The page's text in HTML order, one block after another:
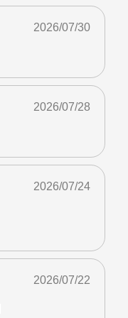
2026/07/30
2026/07/28
2026/07/24
2026/07/22